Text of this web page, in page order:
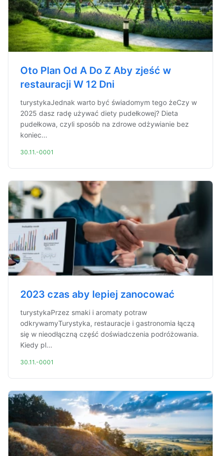
Oto Plan Od A Do Z Aby zjeść w
restauracji W 12 Dni
turystykaJednak warto być świadomym tego żeCzy w
2025 dasz radę używać diety pudełkowej? Dieta
pudełkowa, czyli sposób na zdrowe odżywianie bez
koniec...
30.11.-0001
2023 czas aby lepiej zanocować
turystykaPrzez smaki i aromaty potraw
odkrywamyTurystyka, restauracje i gastronomia łączą
się w nieodłączną część doświadczenia podróżowania.
Kiedy pl...
30.11.-0001